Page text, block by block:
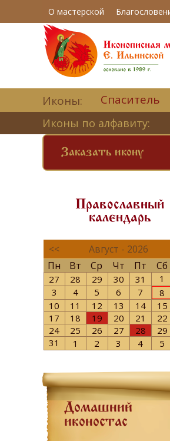
О мастерской
Иконы: Спаситель
Иконы по алфавиту:
Заказать икону
Православный
календарь
<< Август - 2026
Пн
Вт Ср Чт Пт Сб
27 28 29 30 31 1
3
4 5 6 7 8
10
11 12 13 14 15
17
18 19 20 21 22
24
25 26 27 28 29
31
1 2 3 4 5
Домашний
иконостас